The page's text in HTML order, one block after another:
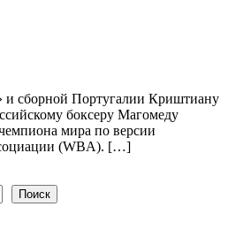
сборной Португалии Криштиану
боксеру Магомеду
мира по версии
(WBA). […]
Поиск